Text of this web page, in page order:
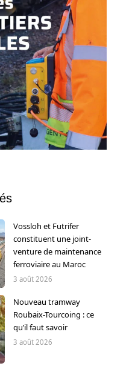
Vossloh et Futrifer
constituent une joint-
venture de maintenance
ferroviaire au Maroc
3 août 2026
Nouveau tramway
Roubaix-Tourcoing : ce
qu’il faut savoir
3 août 2026